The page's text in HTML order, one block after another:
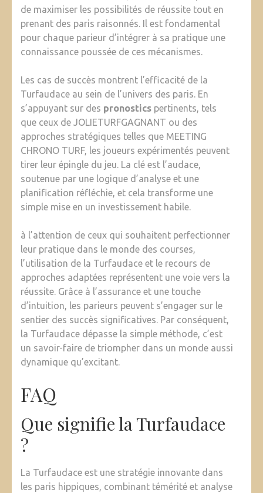
de maximiser les possibilités de réussite tout en
prenant des paris raisonnés. Il est fondamental
pour chaque parieur d’intégrer à sa pratique une
connaissance poussée de ces mécanismes.
Les cas de succès montrent l’efficacité de la
Turfaudace au sein de l’univers des paris. En
s’appuyant sur des pronostics pertinents, tels
que ceux de JOLIETURFGAGNANT ou des
approches stratégiques telles que MEETING
CHRONO TURF, les joueurs expérimentés peuvent
tirer leur épingle du jeu. La clé est l’audace,
soutenue par une logique d’analyse et une
planification réfléchie, et cela transforme une
simple mise en un investissement habile.
à l’attention de ceux qui souhaitent perfectionner
leur pratique dans le monde des courses,
l’utilisation de la Turfaudace et le recours de
approches adaptées représentent une voie vers la
réussite. Grâce à l’assurance et une touche
d’intuition, les parieurs peuvent s’engager sur le
sentier des succès significatives. Par conséquent,
la Turfaudace dépasse la simple méthode, c’est
un savoir-faire de triompher dans un monde aussi
dynamique qu’excitant.
FAQ
Que signifie la Turfaudace
?
La Turfaudace est une stratégie innovante dans
les paris hippiques, combinant témérité et analyse